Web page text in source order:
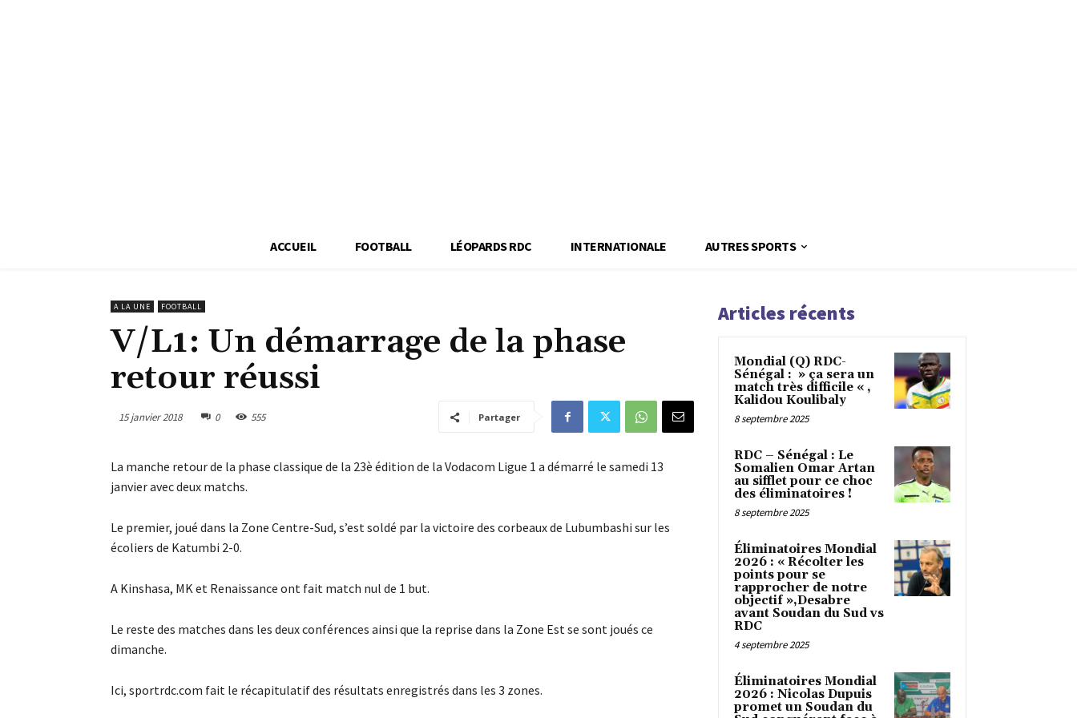
ACCUEIL FOOTBALL LÉOPARDS RDC INTERNATIONALE AUTRES SPORTS
A LA UNE FOOTBALL
V/L1: Un démarrage de la phase
retour réussi
15 janvier 2018 0 555 Partager
La manche retour de la phase classique de la 23è édition de la Vodacom Ligue 1 a démarré le samedi 13
janvier avec deux matchs.
Le premier, joué dans la Zone Centre-Sud, s’est soldé par la victoire des corbeaux de Lubumbashi sur les
écoliers de Katumbi 2-0.
A Kinshasa, MK et Renaissance ont fait match nul de 1 but.
Le reste des matches dans les deux conférences ainsi que la reprise dans la Zone Est se sont joués ce
dimanche.
Ici, sportrdc.com fait le récapitulatif des résultats enregistrés dans les 3 zones.
Articles récents
Mondial (Q) RDC-
Sénégal : » ça sera un
match très difficile « ,
Kalidou Koulibaly
8 septembre 2025
RDC – Sénégal : Le
Somalien Omar Artan
au sifflet pour ce choc
des éliminatoires !
8 septembre 2025
Éliminatoires Mondial
2026 : « Récolter les
points pour se
rapprocher de notre
objectif »,Desabre
avant Soudan du Sud vs
RDC
4 septembre 2025
Éliminatoires Mondial
2026 : Nicolas Dupuis
promet un Soudan du